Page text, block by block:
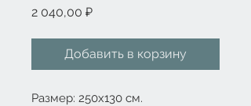
2 040,00 ₽Цена
Добавить в корзину
Размер: 250x130 см.